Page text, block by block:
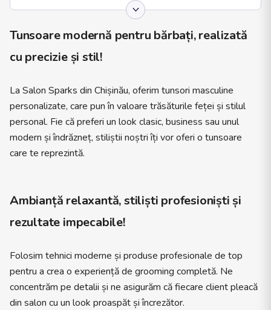
Tunsoare modernă pentru bărbați, realizată
cu precizie și stil!
La Salon Sparks din Chișinău, oferim tunsori masculine
personalizate, care pun în valoare trăsăturile feței și stilul
personal. Fie că preferi un look clasic, business sau unul
modern și îndrăzneț, stiliștii noștri îți vor oferi o tunsoare
care te reprezintă.
Ambianță relaxantă, stiliști profesioniști și
rezultate impecabile!
Folosim tehnici moderne și produse profesionale de top
pentru a crea o experiență de grooming completă. Ne
concentrăm pe detalii și ne asigurăm că fiecare client pleacă
din salon cu un look proaspăt și încrezător.